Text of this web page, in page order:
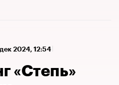
2024, 12:54
«Степь»